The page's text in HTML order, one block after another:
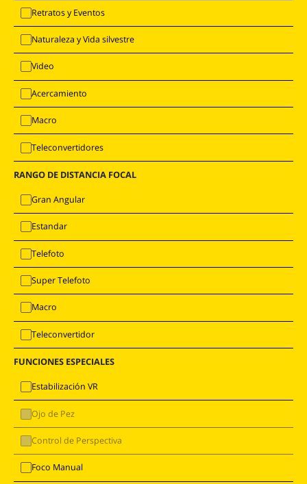
Retratos y Eventos
Naturaleza y Vida silvestre
Video
Acercamiento
Macro
Teleconvertidores
RANGO DE DISTANCIA FOCAL
Gran Angular
Estandar
Telefoto
Super Telefoto
Macro
Teleconvertidor
FUNCIONES ESPECIALES
Estabilización VR
Ojo de Pez
Control de Perspectiva
Foco Manual